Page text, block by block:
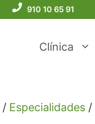
910 10 65 91
Clínica
/ Especialidades /